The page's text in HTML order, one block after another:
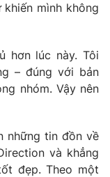
mình không
hơn lúc này. Tôi
– đúng với bản
nhóm. Vậy nên
những tin đồn về
và khẳng
đẹp. Theo một